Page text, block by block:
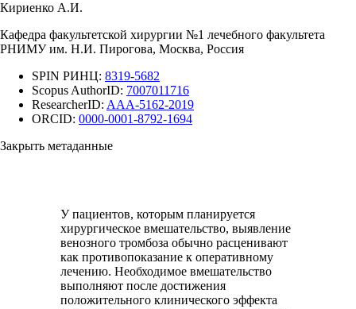
Кириенко А.И.
Кафедра факультетской хирургии №1 лечебного факультета
РНИМУ им. Н.И. Пирогова, Москва, Россия
SPIN РИНЦ: 8319-5682
Scopus AuthorID: 7007011716
ResearcherID: AAA-5162-2019
ORCID: 0000-0001-8792-1694
Закрыть метаданные
У пациентов, которым планируется
хирургическое вмешательство, выявление
венозного тромбоза обычно расценивают
как противопоказание к оперативному
лечению. Необходимое вмешательство
выполняют после достижения
положительного клинического эффекта